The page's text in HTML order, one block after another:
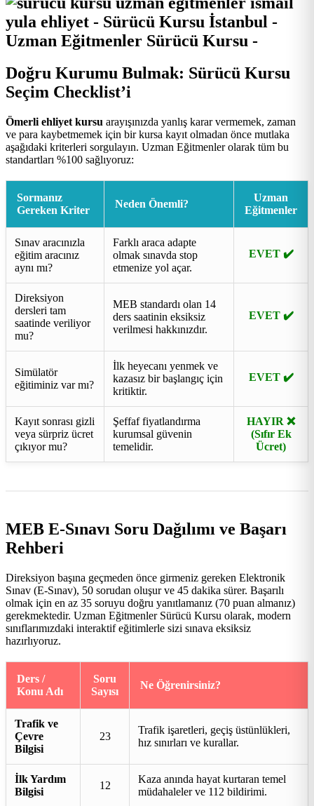
Doğru Kurumu Bulmak: Sürücü Kursu
Seçim Checklist’i
Ömerli ehliyet kursu arayışınızda yanlış karar vermemek, zaman
ve para kaybetmemek için bir kursa kayıt olmadan önce mutlaka
aşağıdaki kriterleri sorgulayın. Uzman Eğitmenler olarak tüm bu
standartları %100 sağlıyoruz:
Sormanız
Gereken Kriter
Neden Önemli?
Uzman
Eğitmenler
Sınav aracınızla
eğitim aracınız
aynı mı?
Farklı araca adapte
olmak sınavda stop
etmenize yol açar.
EVET ✔️
Direksiyon
dersleri tam
saatinde veriliyor
mu?
MEB standardı olan 14
ders saatinin eksiksiz
verilmesi hakkınızdır.
EVET ✔️
Simülatör
eğitiminiz var mı?
İlk heyecanı yenmek ve
kazasız bir başlangıç için
kritiktir.
EVET ✔️
Kayıt sonrası gizli
veya sürpriz ücret
çıkıyor mu?
Şeffaf fiyatlandırma
kurumsal güvenin
temelidir.
HAYIR ❌
(Sıfır Ek
Ücret)
MEB E-Sınavı Soru Dağılımı ve Başarı
Rehberi
Direksiyon başına geçmeden önce girmeniz gereken Elektronik
Sınav (E-Sınav), 50 sorudan oluşur ve 45 dakika sürer. Başarılı
olmak için en az 35 soruyu doğru yanıtlamanız (70 puan almanız)
gerekmektedir. Uzman Eğitmenler Sürücü Kursu olarak, modern
sınıflarımızdaki interaktif eğitimlerle sizi sınava eksiksiz
hazırlıyoruz.
Ders /
Konu Adı
Soru
Sayısı
Ne Öğrenirsiniz?
Trafik ve
Çevre
Bilgisi
23
Trafik işaretleri, geçiş üstünlükleri,
hız sınırları ve kurallar.
İlk Yardım
Bilgisi
12
Kaza anında hayat kurtaran temel
müdahaleler ve 112 bildirimi.